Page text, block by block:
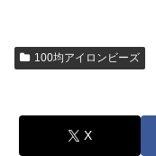
100均アイロンビーズ
X